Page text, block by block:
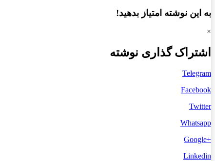
به این نوشته امتیاز بدهید!
×
اشتراک گذاری نوشته
Telegram
Facebook
Twitter
Whatsapp
+Google
Linkedin